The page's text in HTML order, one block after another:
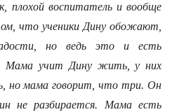
плохой воспитатель и вообще
что ученики Дину обожают,
но ведь это и есть
Мама учит Дину жить, у них
но мама говорит, что три. Он
не разбирается. Мама есть